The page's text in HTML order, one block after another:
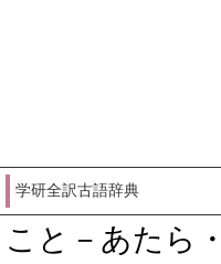
学研全訳古語辞典
こと－あたら